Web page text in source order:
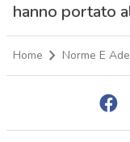
hanno portato
Home Norme E